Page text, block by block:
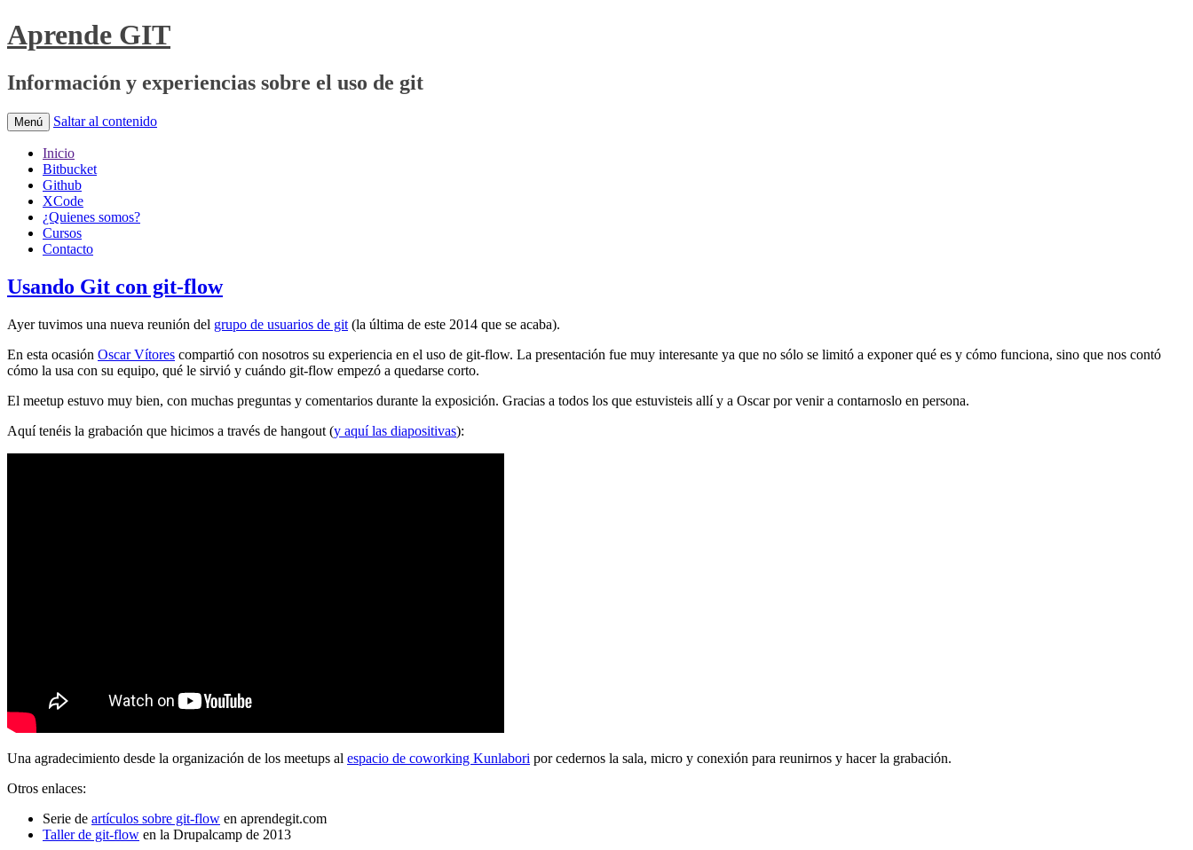
Aprende GIT
Información y experiencias sobre el uso de git
Menú Saltar al contenido
Inicio
Bitbucket
Github
XCode
¿Quienes somos?
Cursos
Contacto
Usando Git con git-flow
Ayer tuvimos una nueva reunión del grupo de usuarios de git (la última de este 2014 que se acaba).
En esta ocasión Oscar Vítores compartió con nosotros su experiencia en el uso de git-flow. La presentación fue muy interesante ya que no sólo se limitó a exponer qué es y cómo funciona, sino que nos contó
cómo la usa con su equipo, qué le sirvió y cuándo git-flow empezó a quedarse corto.
El meetup estuvo muy bien, con muchas preguntas y comentarios durante la exposición. Gracias a todos los que estuvisteis allí y a Oscar por venir a contarnoslo en persona.
Aquí tenéis la grabación que hicimos a través de hangout (y aquí las diapositivas):
Una agradecimiento desde la organización de los meetups al espacio de coworking Kunlabori por cedernos la sala, micro y conexión para reunirnos y hacer la grabación.
Otros enlaces:
Serie de artículos sobre git-flow en aprendegit.com
Taller de git-flow en la Drupalcamp de 2013